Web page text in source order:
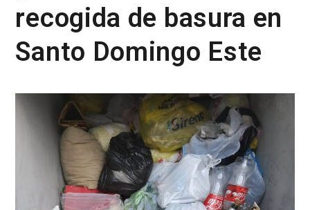
recogida de basura en
Santo Domingo Este